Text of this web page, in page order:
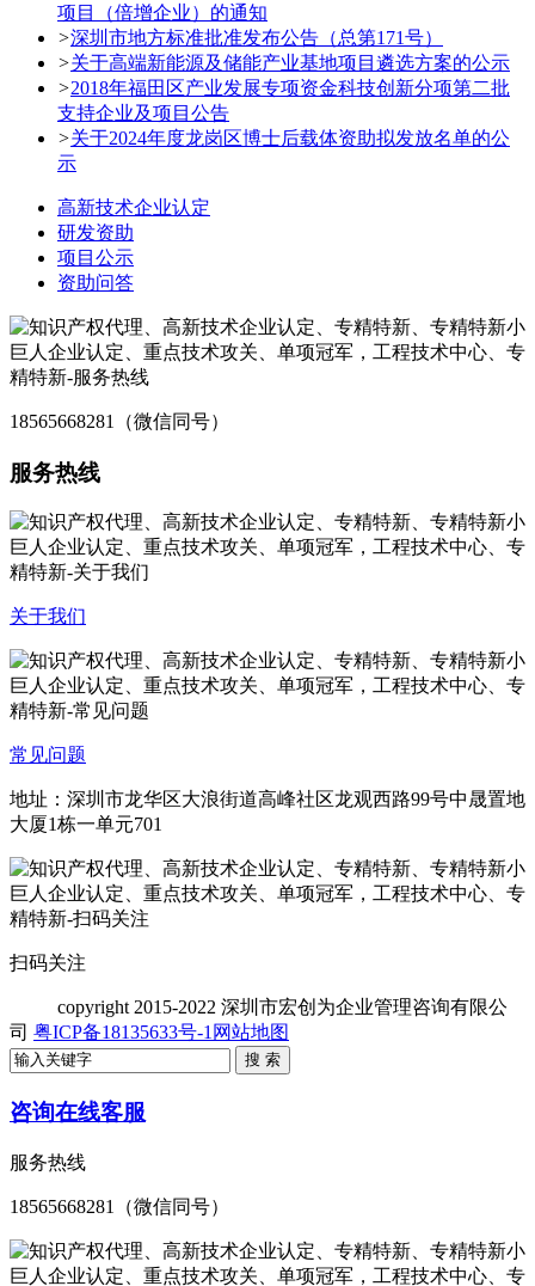
项目（倍增企业）的通知
>深圳市地方标准批准发布公告（总第171号）
>关于高端新能源及储能产业基地项目遴选方案的公示
>2018年福田区产业发展专项资金科技创新分项第二批
支持企业及项目公告
>关于2024年度龙岗区博士后载体资助拟发放名单的公
示
高新技术企业认定
研发资助
项目公示
资助问答
18565668281（微信同号）
服务热线
关于我们
常见问题
地址：深圳市龙华区大浪街道高峰社区龙观西路99号中晟置地
大厦1栋一单元701
扫码关注
copyright 2015-2022 深圳市宏创为企业管理咨询有限公
司 粤ICP备18135633号-1 网站地图
咨询在线客服
服务热线
18565668281（微信同号）